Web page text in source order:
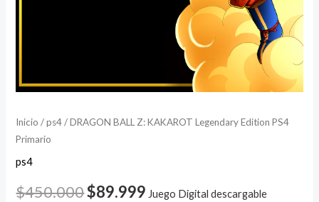
Inicio /ps4/ DRAGON BALL Z: KAKAROT Legendary Edition PS4
Primario
ps4
$450.000$89.999 Juego Digital descargable